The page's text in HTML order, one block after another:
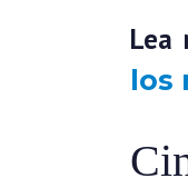
Lea
los